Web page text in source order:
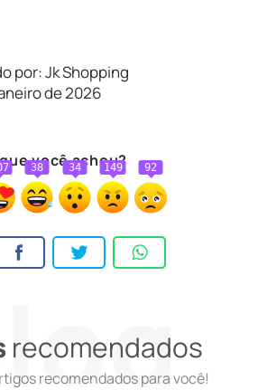
por: Jk Shopping
de 2026
você achou?
38 34 149 92
recomendados
recomendados para você!